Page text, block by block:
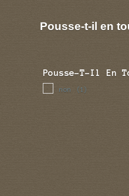
Pousse-t-il en
Pousse-T-Il En
non (1)